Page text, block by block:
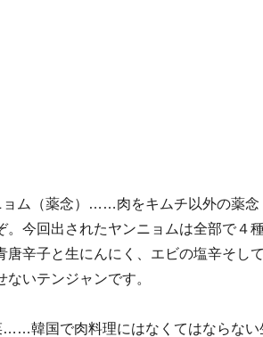
ョム（薬念）……肉をキムチ以外の薬念
。今回出されたヤンニョムは全部で４
唐辛子と生にんにく、エビの塩辛そし
ないテンジャンです。
……韓国で肉料理にはなくてはならない